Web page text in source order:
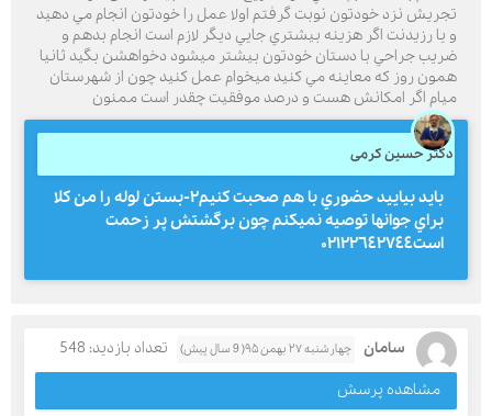
تجريش نزد خودتون نوبت گرفتم اولا عمل را خودتون انجام مي دهيد
و يا رزيدنت اگر هزينه بيشتري جايي ديگر لازم است انجام بدهم و
ضريب جراحي با دستان خودتون بيشتر ميشود دخواهشن بگيد ثانيا
همون روز كه معاينه مي كنيد ميخوام عمل كنيد چون از شهرستان
ميام اگر امكانش هست و درصد موفقيت چقدر است ممنون
دکتر حسین کرمی
بايد بياييد حضوري با هم صحبت كنيم٢-بستن لوله را من كلا
براي جوانها توصيه نميكنم چون برگشتش پر زحمت
است٠٢١٢٢٦٤٢٧٤٤
سامان چهارشنبه ۲۷ بهمن ۹۵( 9 سال پیش)
تعداد بازدید: 548
مشاهده پرسش